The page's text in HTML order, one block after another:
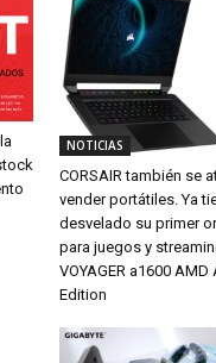
NOTICIAS
CORSAIR también se
vender portátiles. Ya
desvelado su primer
para juegos y
VOYAGER a1600
Edition